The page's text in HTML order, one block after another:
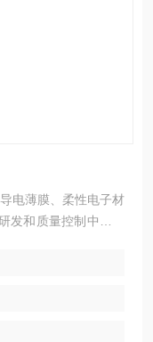
电薄膜、柔性电子材
发和质量控制中对材